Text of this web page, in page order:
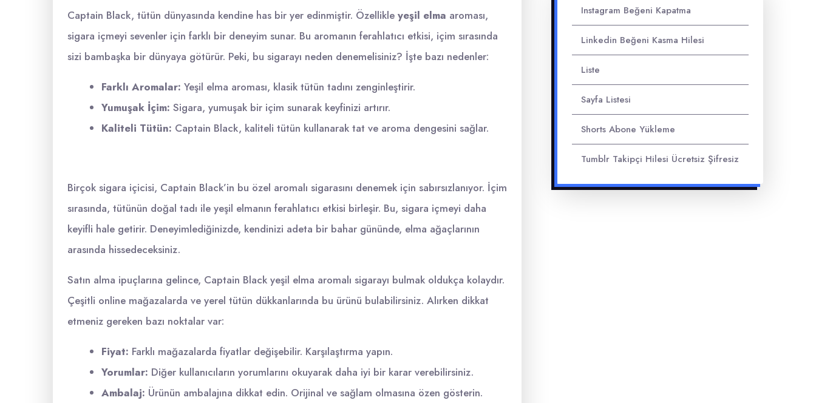
Captain Black, tütün dünyasında kendine has bir yer edinmiştir. Özellikle yeşil elma aroması,
sigara içmeyi sevenler için farklı bir deneyim sunar. Bu aromanın ferahlatıcı etkisi, içim sırasında
sizi bambaşka bir dünyaya götürür. Peki, bu sigarayı neden denemelisiniz? İşte bazı nedenler:
Farklı Aromalar: Yeşil elma aroması, klasik tütün tadını zenginleştirir.
Yumuşak İçim: Sigara, yumuşak bir içim sunarak keyfinizi artırır.
Kaliteli Tütün: Captain Black, kaliteli tütün kullanarak tat ve aroma dengesini sağlar.
Birçok sigara içicisi, Captain Black’in bu özel aromalı sigarasını denemek için sabırsızlanıyor. İçim
sırasında, tütünün doğal tadı ile yeşil elmanın ferahlatıcı etkisi birleşir. Bu, sigara içmeyi daha
keyifli hale getirir. Deneyimlediğinizde, kendinizi adeta bir bahar gününde, elma ağaçlarının
arasında hissedeceksiniz.
Satın alma ipuçlarına gelince, Captain Black yeşil elma aromalı sigarayı bulmak oldukça kolaydır.
Çeşitli online mağazalarda ve yerel tütün dükkanlarında bu ürünü bulabilirsiniz. Alırken dikkat
etmeniz gereken bazı noktalar var:
Fiyat: Farklı mağazalarda fiyatlar değişebilir. Karşılaştırma yapın.
Yorumlar: Diğer kullanıcıların yorumlarını okuyarak daha iyi bir karar verebilirsiniz.
Ambalaj: Ürünün ambalajına dikkat edin. Orijinal ve sağlam olmasına özen gösterin.
Instagram Beğeni Kapatma
Linkedin Beğeni Kasma Hilesi
Liste
Sayfa Listesi
Shorts Abone Yükleme
Tumblr Takipçi Hilesi Ücretsiz Şifresiz